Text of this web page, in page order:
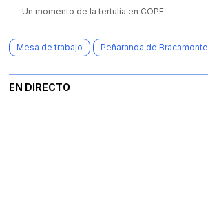
Un momento de la tertulia en COPE
Mesa de trabajo Peñaranda de Bracamonte
EN DIRECTO